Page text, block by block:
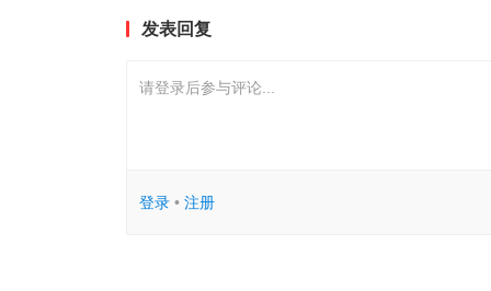
发表回复
请登录后参与评论...
登录• 注册